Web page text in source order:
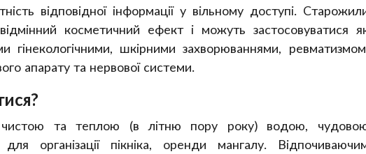
відповідної інформації у вільному доступі.
косметичний ефект і можуть застосовуватися
гінекологічними, шкірними захворюваннями,
апарату та нервової системи.
та теплою (в літню пору року) водою,
організації пікніка, оренди мангалу.